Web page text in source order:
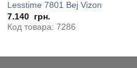
Lesstime 7801 Bej Vizon
7.140 грн.
Код товара: 7286